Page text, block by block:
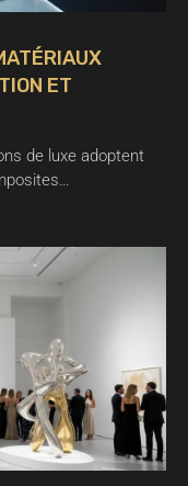
ET
de luxe adoptent